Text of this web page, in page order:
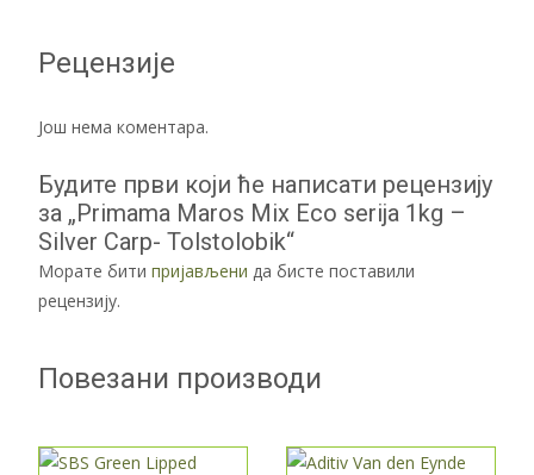
Рецензије
Још нема коментара.
Будите први који ће написати рецензију
за „Primama Maros Mix Eco serija 1kg –
Silver Carp- Tolstolobik“
Морате бити пријављени да бисте поставили
рецензију.
Повезани производи